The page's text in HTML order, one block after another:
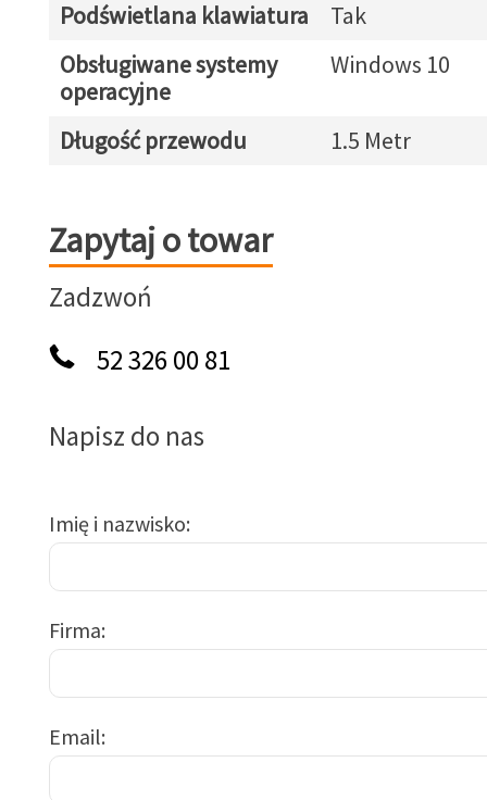
Podświetlana klawiatura
Tak
Obsługiwane systemy
operacyjne
Windows 10
Długość przewodu 1.5 Metr
Zapytaj o towar
Zapytaj o towar
Zadzwoń
52 326 00 81
Napisz do nas
Imię i nazwisko
Firma
Email